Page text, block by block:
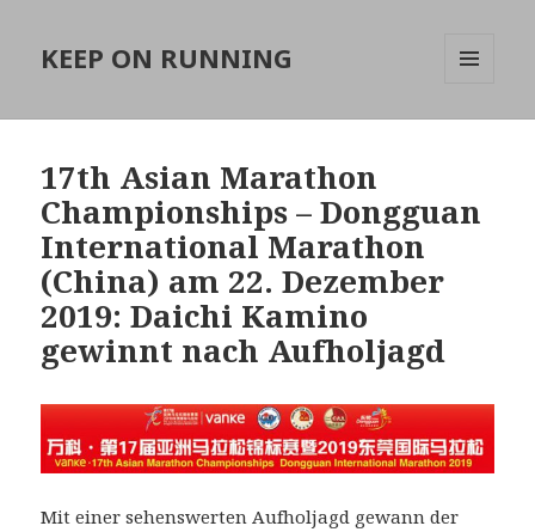
KEEP ON RUNNING
17th Asian Marathon
Championships – Dongguan
International Marathon
(China) am 22. Dezember
2019: Daichi Kamino
gewinnt nach Aufholjagd
Mit einer sehenswerten Aufholjagd gewann der